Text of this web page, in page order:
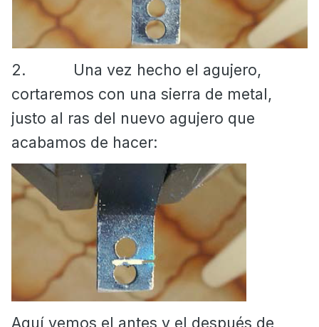
2.
Una vez hecho el agujero,
cortaremos con una sierra de metal,
justo al ras del nuevo agujero que
acabamos de hacer:
Aquí vemos el antes y el después de